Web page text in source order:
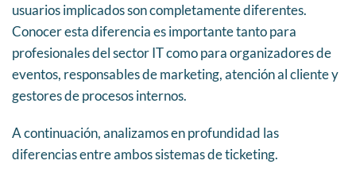
usuarios implicados son completamente diferentes.
Conocer esta diferencia es importante tanto para
profesionales del sector IT como para organizadores de
eventos, responsables de marketing, atención al cliente y
gestores de procesos internos.
A continuación, analizamos en profundidad las
diferencias entre ambos sistemas de ticketing.